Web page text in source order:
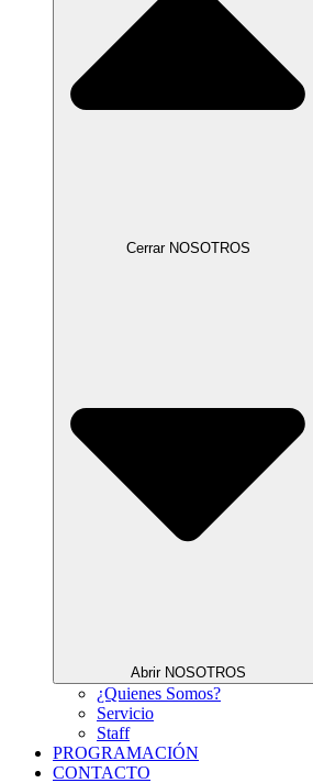
Cerrar NOSOTROS
Abrir NOSOTROS
¿Quienes Somos?
Servicio
Staff
PROGRAMACIÓN
CONTACTO